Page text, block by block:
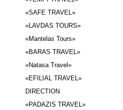
«SAFE TRAVEL»
«LAVDAS TOURS»
«Μantelas Tours»
«BARAS TRAVEL»
«Natasa Travel»
«EFILIAL TRAVEL»
DIRECTION
«PADAZIS TRAVEL»